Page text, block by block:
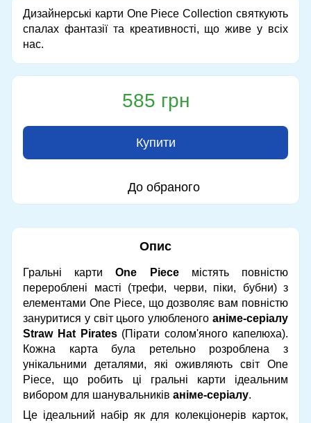
Дизайнерські карти One Piece Collection святкують
спалах фантазії та креативності, що живе у всіх
нас.
585 грн
Купити
До обраного
Опис
Гральні картиOne Pieceмістять повністю
перероблені масті (трефи, черви, піки, бубни) з
елементами One Piece, що дозволяє вам повністю
зануритися у світ цього улюбленого аніме-серіалу
Straw Hat Pirates (П ірати солом'яного капелюха).
Кожна карта була ретельно розроблена з
унікальними деталями, які оживляють світ One
Piece, що робить ці гральні карти ідеальним
вибором для шанувальників аніме-серіалу.
Це ідеальний набір як для колекціонерів карток,